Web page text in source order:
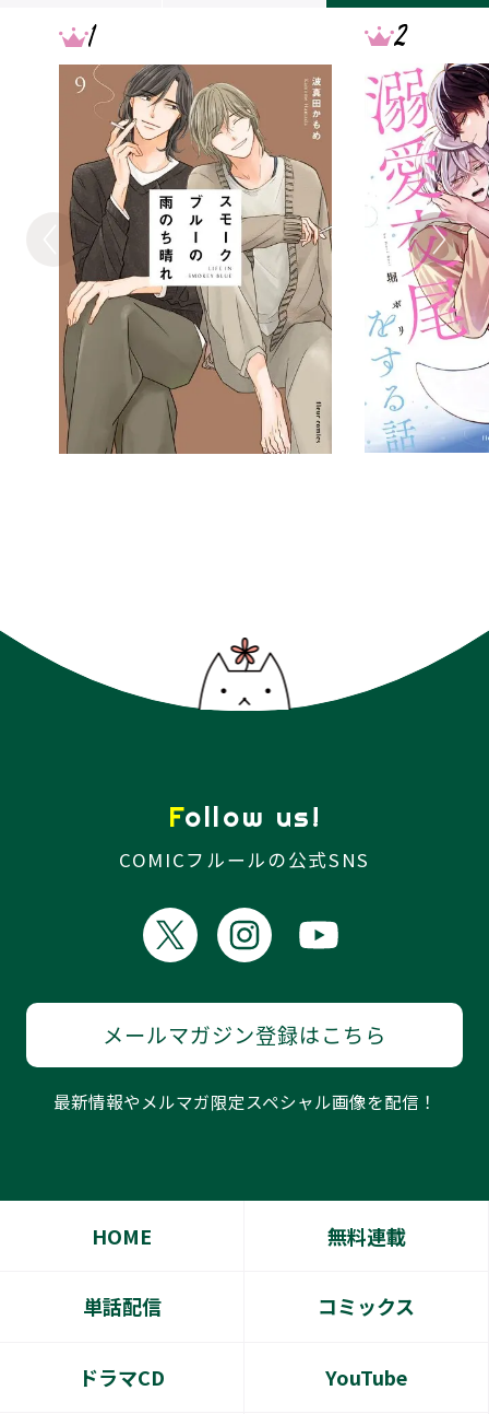
Follow us!
COMICフルールの公式SNS
メールマガジン登録はこちら
最新情報やメルマガ限定スペシャル画像を配信！
HOME 無料連載
単話配信 コミックス
ドラマCD YouTube